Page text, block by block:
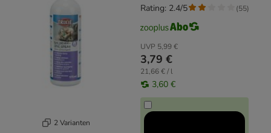
2 Varianten
UVP 5,99 €
3,79 €
21,66 € / l
3,60 €
Rating: 2.4/5 (55)